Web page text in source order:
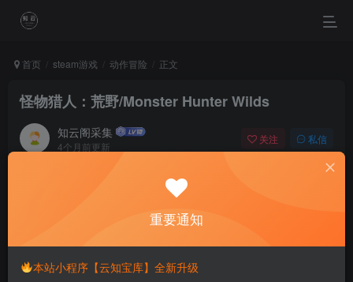
首页 steam游戏 动作冒险 正文
怪物猎人：荒野/Monster Hunter Wilds
知云阁采集
4个月前更新
关注 私信
You see what you believe.
一个人相信什么，就会看见什么
本站部分资源打包为压缩包以方便分享，涉及较多
重要通知
本站小程序【云知宝库】全新升级